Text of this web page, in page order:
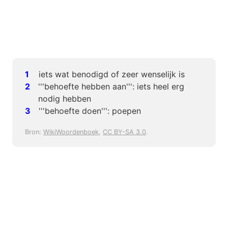
iets wat benodigd of zeer wenselijk is
'''behoefte hebben aan''': iets heel erg
nodig hebben
'''behoefte doen''': poepen
Bron: WikiWoordenboek, CC BY-SA 3.0.